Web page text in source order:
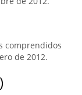
comprendidos
de 2012.